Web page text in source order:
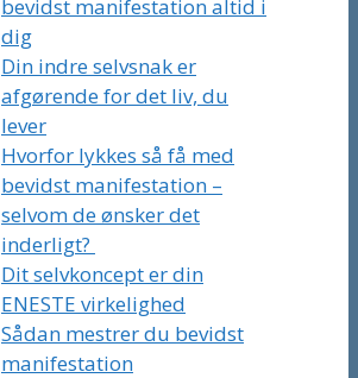
bevidst manifestation altid i
dig
Din indre selvsnak er
afgørende for det liv, du
lever
Hvorfor lykkes så få med
bevidst manifestation –
selvom de ønsker det
inderligt?
Dit selvkoncept er din
ENESTE virkelighed
Sådan mestrer du bevidst
manifestation